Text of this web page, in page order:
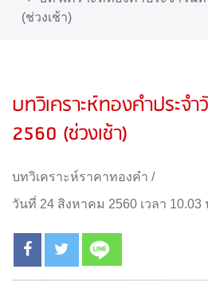
(ช่วงเช้า)
บทวิเคราะห์ทองคำประจ
2560 (ช่วงเช้า)
บทวิเคราะห์ราคาทองคำ /
วันที่ 24 สิงหาคม 2560 เวลา 10.03